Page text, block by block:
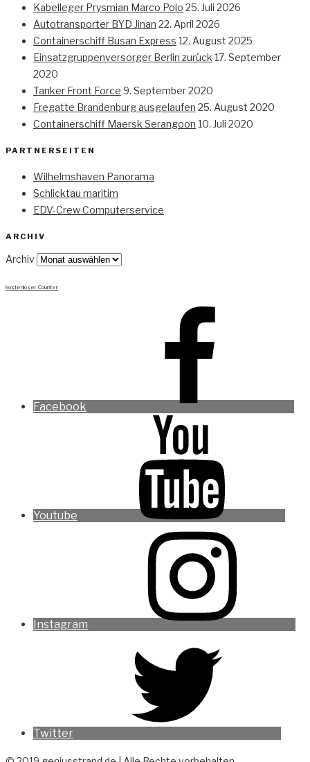
Kabelleger Prysmian Marco Polo 25. Juli 2026
Autotransporter BYD Jinan 22. April 2026
Containerschiff Busan Express 12. August 2025
Einsatzgruppenversorger Berlin zurück 17. September
2020
Tanker Front Force 9. September 2020
Fregatte Brandenburg ausgelaufen 25. August 2020
Containerschiff Maersk Serangoon 10. Juli 2020
PARTNERSEITEN
Wilhelmshaven Panorama
Schlicktau maritim
EDV-Crew Computerservice
ARCHIV
Archiv
kostenloser Counter
Facebook
Youtube
Instagram
Twitter